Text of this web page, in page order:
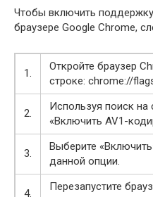
Чтобы включить
браузере Google Chrome,
1.
Откройте браузер
строке: chrome://
2.
Используя поиск на
«Включить AV1-
3.
Выберите
данной опции.
4.
Перезапустите